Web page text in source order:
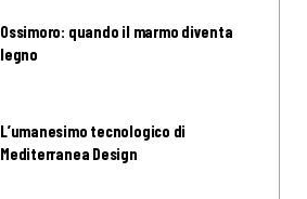
Ossimoro: quando il marmo diventa
legno
L’umanesimo tecnologico di
Mediterranea Design